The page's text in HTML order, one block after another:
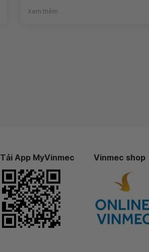
Xem thêm
Tải App MyVinmec Vinmec shop